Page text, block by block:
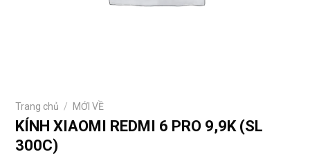
Trang chủ / MỚI VỀ
KÍNH XIAOMI REDMI 6 PRO 9,9K (SL
300C)